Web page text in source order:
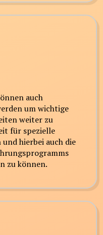
auch
um wichtige
weiter zu
für spezielle
hierbei auch die
zu können.